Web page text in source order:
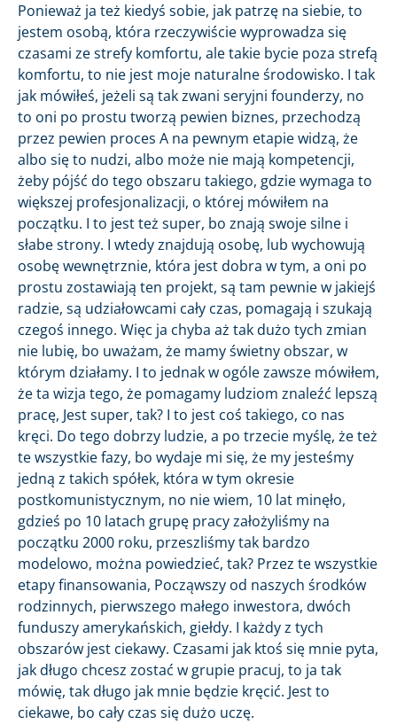
Ponieważ ja też kiedyś sobie, jak patrzę na siebie, to
jestem osobą, która rzeczywiście wyprowadza się
czasami ze strefy komfortu, ale takie bycie poza strefą
komfortu, to nie jest moje naturalne środowisko. I tak
jak mówiłeś, jeżeli są tak zwani seryjni founderzy, no
to oni po prostu tworzą pewien biznes, przechodzą
przez pewien proces A na pewnym etapie widzą, że
albo się to nudzi, albo może nie mają kompetencji,
żeby pójść do tego obszaru takiego, gdzie wymaga to
większej profesjonalizacji, o której mówiłem na
początku. I to jest też super, bo znają swoje silne i
słabe strony. I wtedy znajdują osobę, lub wychowują
osobę wewnętrznie, która jest dobra w tym, a oni po
prostu zostawiają ten projekt, są tam pewnie w jakiejś
radzie, są udziałowcami cały czas, pomagają i szukają
czegoś innego. Więc ja chyba aż tak dużo tych zmian
nie lubię, bo uważam, że mamy świetny obszar, w
którym działamy. I to jednak w ogóle zawsze mówiłem,
że ta wizja tego, że pomagamy ludziom znaleźć lepszą
pracę, Jest super, tak? I to jest coś takiego, co nas
kręci. Do tego dobrzy ludzie, a po trzecie myślę, że też
te wszystkie fazy, bo wydaje mi się, że my jesteśmy
jedną z takich spółek, która w tym okresie
postkomunistycznym, no nie wiem, 10 lat minęło,
gdzieś po 10 latach grupę pracy założyliśmy na
początku 2000 roku, przeszliśmy tak bardzo
modelowo, można powiedzieć, tak? Przez te wszystkie
etapy finansowania, Począwszy od naszych środków
rodzinnych, pierwszego małego inwestora, dwóch
funduszy amerykańskich, giełdy. I każdy z tych
obszarów jest ciekawy. Czasami jak ktoś się mnie pyta,
jak długo chcesz zostać w grupie pracuj, to ja tak
mówię, tak długo jak mnie będzie kręcić. Jest to
ciekawe, bo cały czas się dużo uczę.